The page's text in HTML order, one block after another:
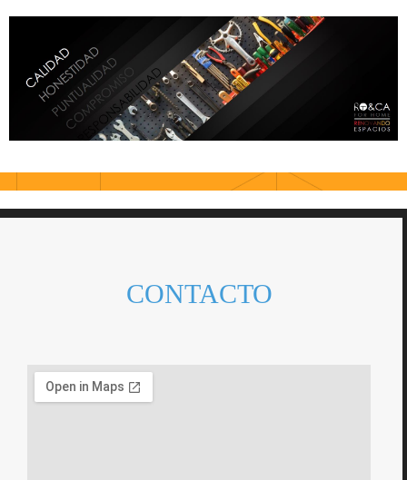
CONTACTO